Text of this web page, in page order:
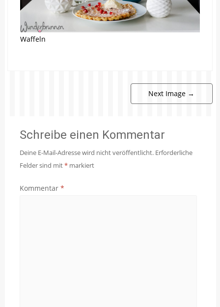
Waffeln
Next Image →
Schreibe einen Kommentar
Deine E-Mail-Adresse wird nicht veröffentlicht. Erforderliche
Felder sind mit* markiert
Kommentar *